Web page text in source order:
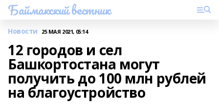
Баймакский вестник
Новости 25 МАЯ 2021, 05:14
12 городов и сел
Башкортостана могут
получить до 100 млн рублей
на благоустройство